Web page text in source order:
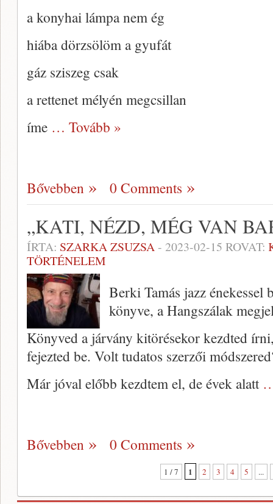
a konyhai lámpa nem ég
hiába dörzsölöm a gyufát
gáz sziszeg csak
a rettenet mélyén megcsillan
íme … Tovább »
Bővebben 0 Comments
„KATI, NÉZD, MÉG VAN
ÍRTA: SZARKA ZSUZSA- 2023-02-15 ROVAT:
TÖRTÉNELEM
Berki Tamás jazz énekessel
könyve, a Hangszálak
Könyved a járvány kitörésekor kezdted
fejezted be. Volt tudatos szerzői
Már jóval előbb kezdtem el, de évek alatt
Bővebben 0 Comments
1 / 7 1 2 3 4 5 ...